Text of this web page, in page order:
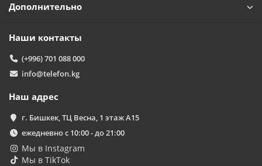
Дополнительно
Наши контакты
(+996) 701 088 000
info@telefon.kg
Наш адрес
г. Бишкек, ТЦ Весна, 1 этаж А15
ежедневно с 10:00 - до 21:00
Мы в Instagram
Мы в TikTok